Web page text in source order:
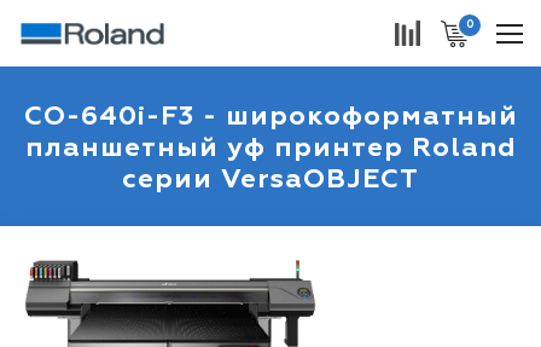
0
CO-640i-F3 - широкоформатный
планшетный уф принтер Roland
серии VersaOBJECT